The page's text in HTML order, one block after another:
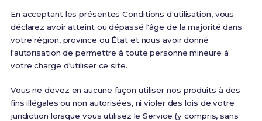
En acceptant les présentes Conditions d'utilisation, vous
déclarez avoir atteint ou dépassé l'âge de la majorité dans
votre région, province ou État et nous avoir donné
l'autorisation de permettre à toute personne mineure à
votre charge d'utiliser ce site.
Vous ne devez en aucune façon utiliser nos produits à des
fins illégales ou non autorisées, ni violer des lois de votre
juridiction lorsque vous utilisez le Service (y compris, sans